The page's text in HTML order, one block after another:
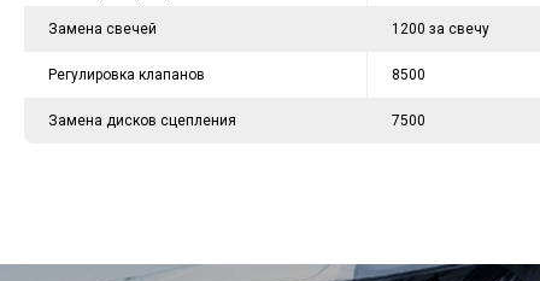
Замена свечей 1200 за свечу
Регулировка клапанов 8500
Замена дисков сцепления 7500